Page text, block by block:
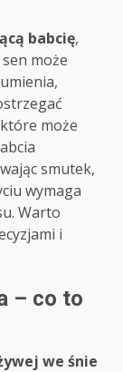
babcię,
może
może
smutek,
wymaga
Warto
i
– co to
we śnie